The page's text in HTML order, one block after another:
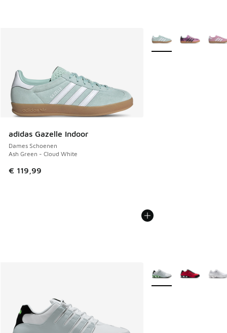
adidas Gazelle Indoor
Dames Schoenen
Ash Green - Cloud White
€ 119,99
Meer kleuren
Meer kleuren